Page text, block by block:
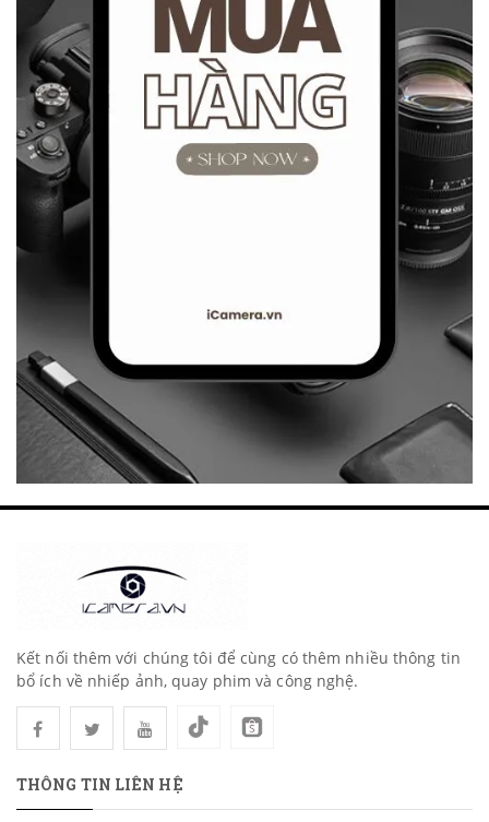
Kết nối thêm với chúng tôi để cùng có thêm nhiều thông tin
bổ ích về nhiếp ảnh, quay phim và công nghệ.
THÔNG TIN LIÊN HỆ